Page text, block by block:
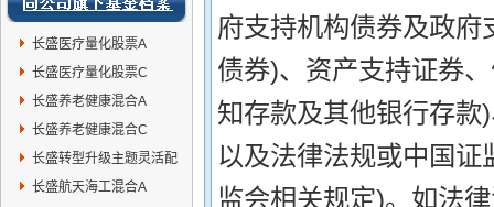
长盛医疗量化股票A
长盛医疗量化股票C
长盛养老健康混合A
长盛养老健康混合C
长盛转型升级主题灵活配
置混合
长盛航天海工混合A
府支持机构债券及政
债券)、资产支持证券
知存款及其他银行存
以及法律法规或中国
监会相关规定)。如法